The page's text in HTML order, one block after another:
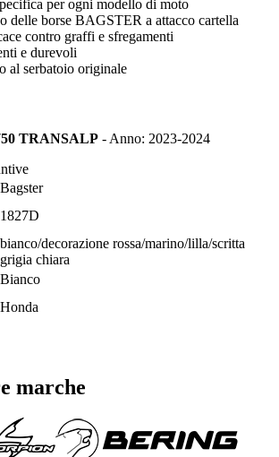
per ogni modello di moto
delle borse BAGSTER a attacco cartella
contro graffi e sfregamenti
e durevoli
al serbatoio originale
TRANSALP - Anno: 2023-2024
Bagster
1827D
bianco/decorazione rossa/marino/lilla/scritta
grigia chiara
Bianco
Honda
marche